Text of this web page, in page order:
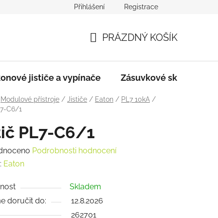
Podmínky ochrany osobních údajů
Přihlášení Registrace
KOŠÍK
PRÁZDNÝ KOŠÍK
jističe a vypínače Zásuvkové skříně
Modulové přístroje / Jističe / Eaton / PL7 10kA /
C6/1
PL7-C6/1
Podrobnosti hodnocení
Eaton
Skladem
doručit do:
12.8.2026
262701